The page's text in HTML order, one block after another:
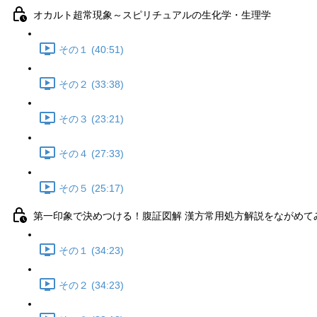
オカルト超常現象～スピリチュアルの生化学・生理学
その１ (40:51)
その２ (33:38)
その３ (23:21)
その４ (27:33)
その５ (25:17)
第一印象で決めつける！腹証図解 漢方常用処方解説をながめて
その１ (34:23)
その２ (34:23)